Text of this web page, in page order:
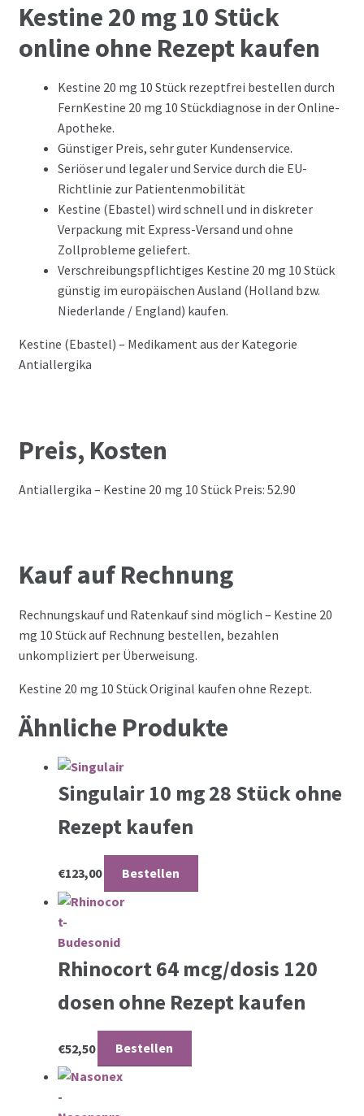
Kestine 20 mg 10 Stück
online ohne Rezept kaufen
Kestine 20 mg 10 Stück rezeptfrei bestellen durch
FernKestine 20 mg 10 Stückdiagnose in der Online-
Apotheke.
Günstiger Preis, sehr guter Kundenservice.
Seriöser und legaler und Service durch die EU-
Richtlinie zur Patientenmobilität
Kestine (Ebastel) wird schnell und in diskreter
Verpackung mit Express-Versand und ohne
Zollprobleme geliefert.
Verschreibungspflichtiges Kestine 20 mg 10 Stück
günstig im europäischen Ausland (Holland bzw.
Niederlande / England) kaufen.
Kestine (Ebastel) – Medikament aus der Kategorie
Antiallergika
Preis, Kosten
Antiallergika – Kestine 20 mg 10 Stück Preis: 52.90
Kauf auf Rechnung
Rechnungskauf und Ratenkauf sind möglich – Kestine 20
mg 10 Stück auf Rechnung bestellen, bezahlen
unkompliziert per Überweisung.
Kestine 20 mg 10 Stück Original kaufen ohne Rezept.
Ähnliche Produkte
Singulair 10 mg 28 Stück ohne
Rezept kaufen
€123,00 Bestellen
Rhinocort 64 mcg/dosis 120
dosen ohne Rezept kaufen
€52,50 Bestellen